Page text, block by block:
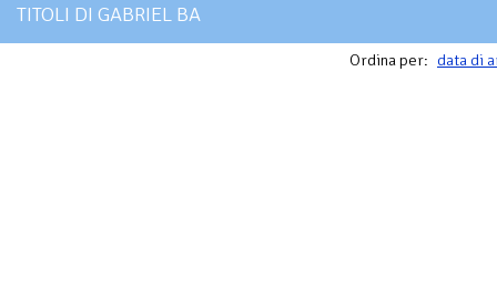
TITOLI DI GABRIEL BA
Ordina per: data di